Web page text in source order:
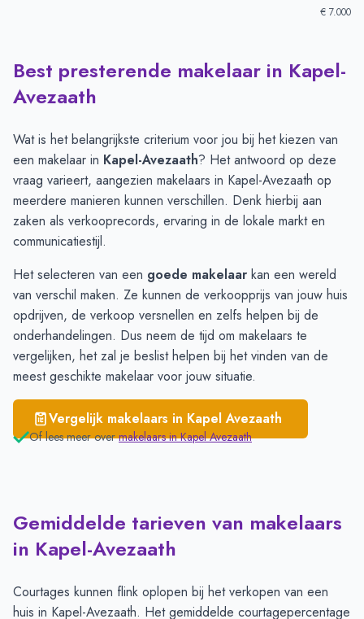
€ 7.000
Verkoopprijzen in andere plaatsen per m2-Afgelopen 3
Plaats
Gemiddelde verkoopprijs
Buren
Wadenoijen
Tiel
€ 4.129
€ 4.121
Zoelen
Maurik
€ 3.795
Best presterende makelaar in Kapel-
Avezaath
Wat is het belangrijkste criterium voor jou bij het kiezen van
een makelaar in Kapel-Avezaath? Het antwoord op deze
vraag varieert, aangezien makelaars in Kapel-Avezaath op
meerdere manieren kunnen verschillen. Denk hierbij aan
zaken als verkooprecords, ervaring in de lokale markt en
communicatiestijl.
Het selecteren van een goede makelaar kan een wereld
van verschil maken. Ze kunnen de verkoopprijs van jouw huis
opdrijven, de verkoop versnellen en zelfs helpen bij de
onderhandelingen. Dus neem de tijd om makelaars te
vergelijken, het zal je beslist helpen bij het vinden van de
meest geschikte makelaar voor jouw situatie.
Vergelijk makelaars in Kapel Avezaath
Of lees meer over makelaars inKapel Avezaath
Gemiddelde tarieven van makelaars
in Kapel-Avezaath
Courtages kunnen flink oplopen bij het verkopen van een
huis in Kapel-Avezaath. Het gemiddelde courtagepercentage